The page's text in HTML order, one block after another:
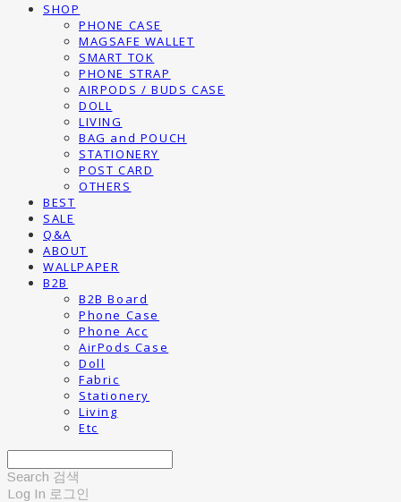
SHOP
PHONE CASE
MAGSAFE WALLET
SMART TOK
PHONE STRAP
AIRPODS / BUDS CASE
DOLL
LIVING
BAG and POUCH
STATIONERY
POST CARD
OTHERS
BEST
SALE
Q&A
ABOUT
WALLPAPER
B2B
B2B Board
Phone Case
Phone Acc
AirPods Case
Doll
Fabric
Stationery
Living
Etc
Search 검색
Log In 로그인